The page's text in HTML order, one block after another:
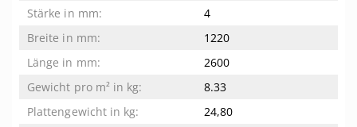
4
1220
2600
8.33
24,80